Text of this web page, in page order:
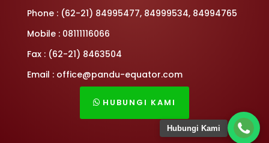
Phone : (62-21) 84995477, 84999534, 84994765
Mobile : 08111116066
Fax : (62-21) 8463504
Email : office@pandu-equator.com
HUBUNGI KAMI
Hubungi Kami